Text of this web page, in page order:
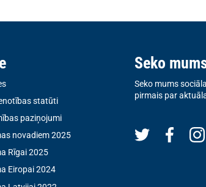
statūti
paziņojumi
novadiem 2025
Rīgai 2025
Eiropai 2024
Seko
Seko mums
pirmais par